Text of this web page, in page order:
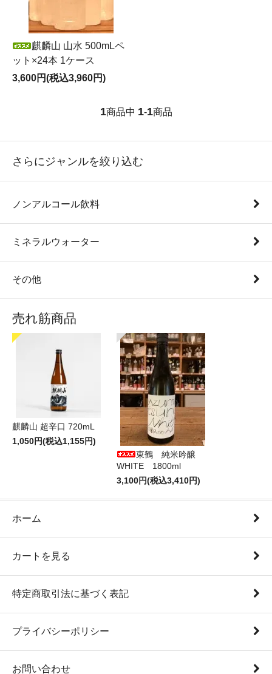
麒麟山 山水 500mLペ
ット×24本 1ケース
3,600円(税込3,960円)
1商品中 1-1商品
さらにジャンルを絞り込む
ノンアルコール飲料
ミネラルウォーター
その他
売れ筋商品
麒麟山 超辛口 720mL
1,050円(税込1,155円)
東鶴 純米吟醸
WHITE 1800ml
3,100円(税込3,410円)
ホーム
カートを見る
特定商取引法に基づく表記
プライバシーポリシー
お問い合わせ